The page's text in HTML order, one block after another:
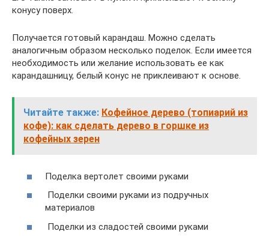
конусу поверх.
Получается готовый карандаш. Можно сделать
аналогичным образом несколько поделок. Если имеется
необходимость или желание использовать ее как
карандашницу, белый конус не приклеивают к основе.
Читайте также: Кофейное дерево (топиарий из
кофе): как сделать дерево в горшке из
кофейных зерен
Поделка вертолет своими руками
Поделки своими руками из подручных
материалов
Поделки из сладостей своими руками